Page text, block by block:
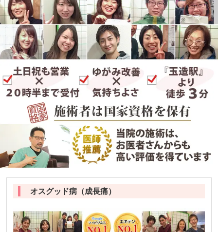
オスグッド病（成長痛）